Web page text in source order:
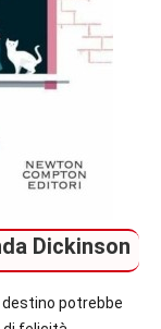
Dickinson
destino potrebbe